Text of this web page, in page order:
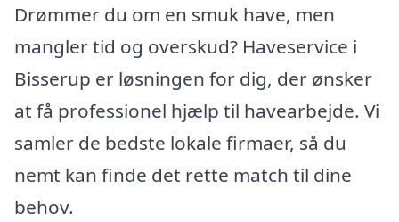
Drømmer du om en smuk have, men
mangler tid og overskud? Haveservice i
Bisserup er løsningen for dig, der ønsker
at få professionel hjælp til havearbejde. Vi
samler de bedste lokale firmaer, så du
nemt kan finde det rette match til dine
behov.